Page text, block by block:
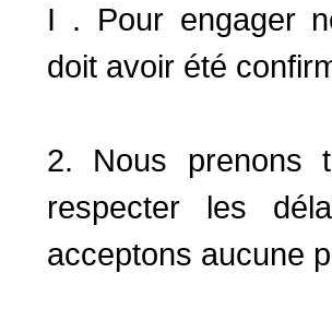
I . Pour engager
doit avoir été
2. Nous prenons
respecter les
acceptons aucune